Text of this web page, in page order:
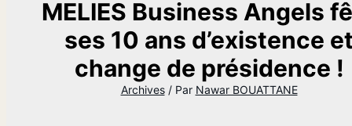
MELIES Business Angels
ses 10 ans d’existence
change de présidence !
Archives/ Par Nawar BOUATTANE